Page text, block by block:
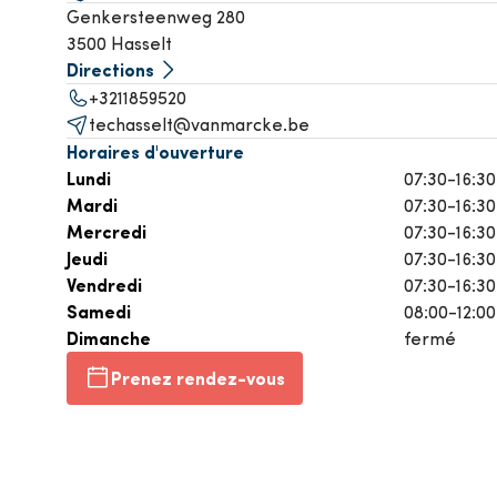
Climatisation
Voir tous les produits
Genkersteenweg 280
3500 Hasselt
Directions
+3211859520
techasselt@vanmarcke.be
Horaires d'ouverture
Lundi
07:30-16:30
Mardi 07:30-16:30
Mercredi 07:30-16:30
Jeudi 07:30-16:30
Vendredi 07:30-16:30
Samedi 08:00-12:00
Dimanche fermé
Prenez rendez-vous